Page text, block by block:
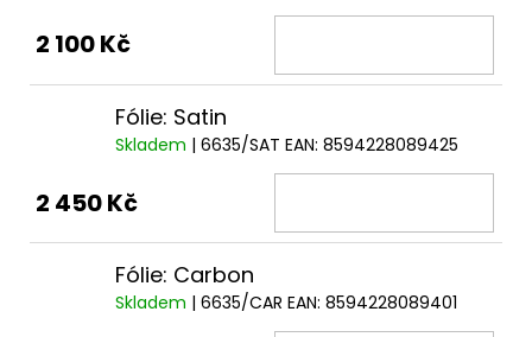
2 100 Kč
Fólie: Satin
Skladem | 6635/SAT EAN: 8594228089425
2 450 Kč
Fólie: Carbon
Skladem | 6635/CAR EAN: 8594228089401